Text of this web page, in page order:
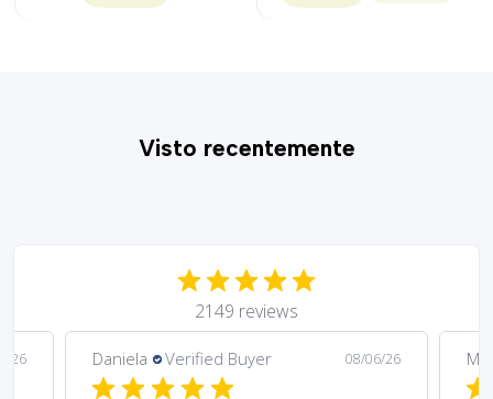
Visto recentemente
2149 reviews
26 Daniela Verified Buyer 08/06/26